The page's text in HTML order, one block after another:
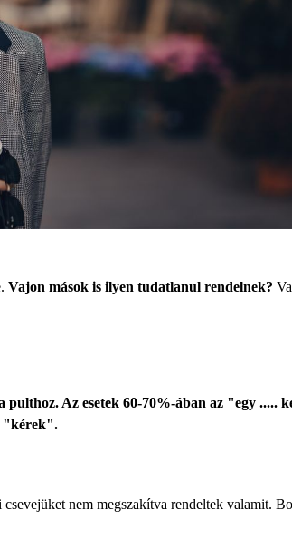
Vajon mások is ilyen tudatlanul rendelnek?
Az esetek 60-70%-ában az "egy .....
"kérek".
nem megszakítva rendeltek valamit.